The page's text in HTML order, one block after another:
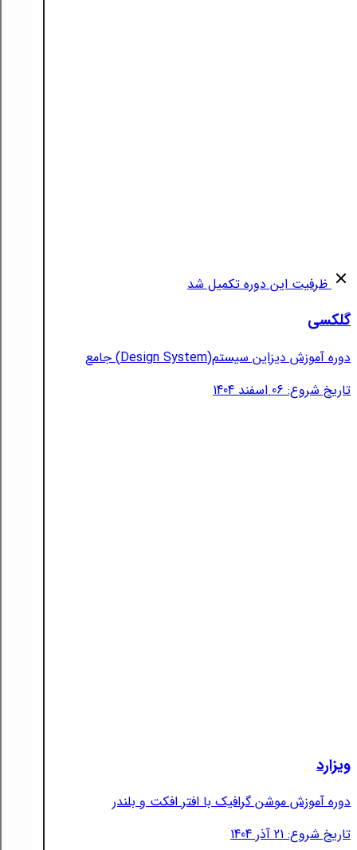
ظرفیت این دوره تکمیل شد
گلکسی
دوره آموزش دیزاین سیستم(Design System) جامع
تاریخ شروع: 06 اسفند 1404
ویزارد
دوره آموزش موشن گرافیک با افتر افکت و بلندر
تاریخ شروع: 21 آذر 1404